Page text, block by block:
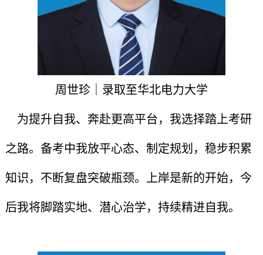
周世珍｜录取至华北电力大学
为提升自我、奔赴更高平台，我选择踏上考研
之路。备考中我放平心态、制定规划，稳步积累
知识，不断复盘突破瓶颈。上岸是新的开始，今
后我将脚踏实地、潜心治学，持续精进自我。